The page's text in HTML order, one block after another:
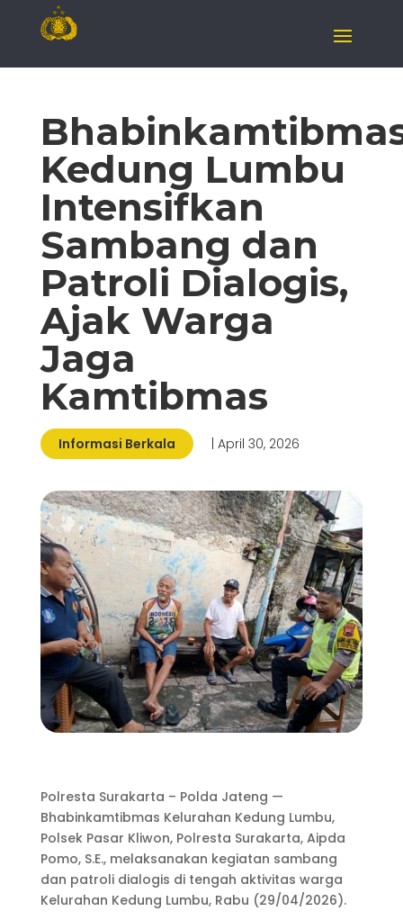
Kedung Lumbu
Intensifkan
Sambang dan
Patroli Dialogis,
Ajak Warga
Jaga
Kamtibmas
Informasi Berkala | April 30, 2026
Polresta Surakarta – Polda Jateng —
Bhabinkamtibmas Kelurahan Kedung Lumbu,
Polsek Pasar Kliwon, Polresta Surakarta, Aipda
Pomo, S.E., melaksanakan kegiatan sambang
dan patroli dialogis di tengah aktivitas warga
Kelurahan Kedung Lumbu, Rabu (29/04/2026).